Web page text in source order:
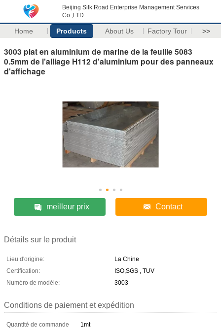
Beijing Silk Road Enterprise Management Services
Co.,LTD
Home Products About Us Factory Tour >>
3003 plat en aluminium de marine de la feuille 5083
0.5mm de l'alliage H112 d'aluminium pour des panneaux
d'affichage
meilleur prix Contact
Détails sur le produit
Lieu d'origine:
La Chine
Certification:
ISO,SGS , TUV
Numéro de modèle:
3003
Conditions de paiement et expédition
Quantité de commande
1mt